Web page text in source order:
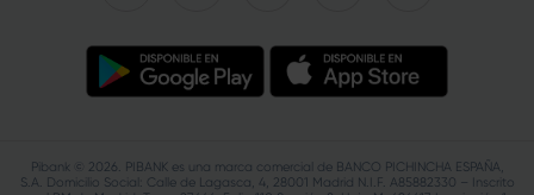
Pibank © 2026. PIBANK es una marca comercial de BANCO PICHINCHA ESPAÑA,
S.A. Domicilio Social: Calle de Lagasca, 4, 28001 Madrid N.I.F. A85882330 – Inscrito